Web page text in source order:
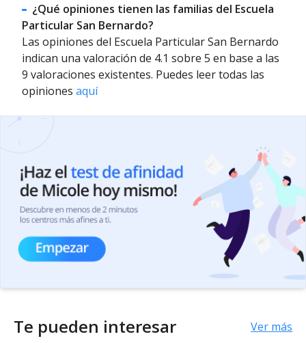
¿Qué opiniones tienen las familias del Escuela
Particular San Bernardo?
Las opiniones del Escuela Particular San Bernardo
indican una valoración de 4.1 sobre 5 en base a las
9 valoraciones existentes. Puedes leer todas las
opiniones aquí
Te pueden interesar Ver más